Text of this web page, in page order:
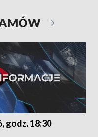
godz. 18:30